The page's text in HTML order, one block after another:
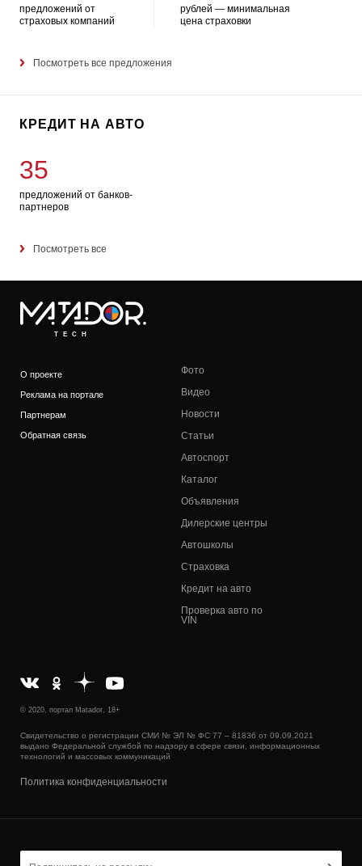
предложений от
страховых компаний
рублей — минимальная
цена страховки
Посмотреть все предложения
КРЕДИТ НА АВТО
35
предложений от банков-
партнеров
Посмотреть все
TECH
О проекте
Реклама на портале
Партнерам
Обратная связь
Фото
Видео
Новости
Статьи
Автоспорт
Каталог
Объявления
Дилерские центры
Автошколы
Страховка
Кредит на авто
Проверка авто по
VIN
© 2020, портал Matador, 18+
Свидетельство о регистрации СМИ № ЭЛ № ФС 77 – 81836 от 09.09.2021
выдано Федеральной службой по надзору в сфере связи, информационных
технологий и массовых коммуникаций
Политика конфиденциальности